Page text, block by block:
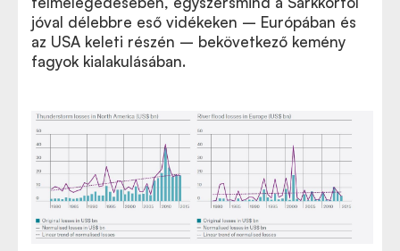
jóval délebbre eső vidékeken – Európában és
az USA keleti részén – bekövetkező kemény
fagyok kialakulásában.